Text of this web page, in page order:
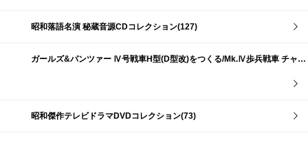
昭和落語名演 秘蔵音源CDコレクション(127)
ガールズ&パンツァー Ⅳ号戦車H型(D型改)をつくる/Mk.Ⅳ歩兵戦車 チャーチルMk.Ⅶをつくる(191)
昭和傑作テレビドラマDVDコレクション(73)